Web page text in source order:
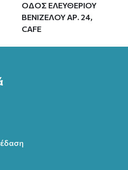
ΟΔΟΣ ΕΛΕΥΘΕΡΙΟΥ
ΒΕΝΙΖΕΛΟΥ ΑΡ. 24,
CAFE